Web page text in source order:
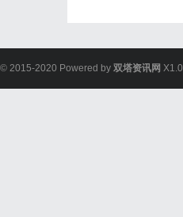
© 2015-2020 Powered by 双塔资讯网 X1.0